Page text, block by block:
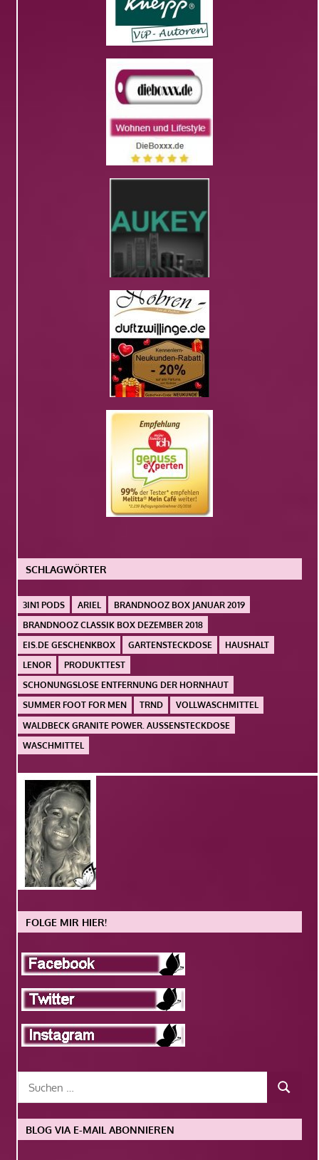
SCHLAGWÖRTER
3IN1 PODS ARIEL
BRANDNOOZ BOX JANUAR 2019
BRANDNOOZ CLASSIK BOX DEZEMBER 2018
EIS.DE GESCHENKBOX
GARTENSTECKDOSE
HAUSHALT
LENOR
PRODUKTTEST
SCHONUNGSLOSE ENTFERNUNG DER HORNHAUT
SUMMER FOOT FOR MEN
TRND
VOLLWASCHMITTEL
WALDBECK GRANITE POWER. AUSSENSTECKDOSE
WASCHMITTEL
FOLGE MIR HIER!
BLOG VIA E-MAIL ABONNIEREN